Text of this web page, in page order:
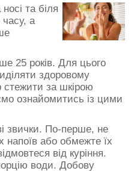
та біля
а
25 років. Для цього
здоровому
стежити за шкірою
ознайомитись із цими
звички. По-перше, не
напоїв або обмежте їх
від куріння.
води. Добову